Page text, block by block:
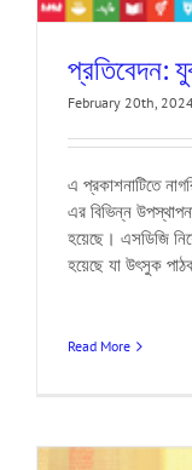
প্রতিবেদন:
February 20th,
এ প্রকাশনাটিতে
এর বিভিন্ন
হয়েছে। এসডিজি
হয়েছে যা উৎসুক
Read More